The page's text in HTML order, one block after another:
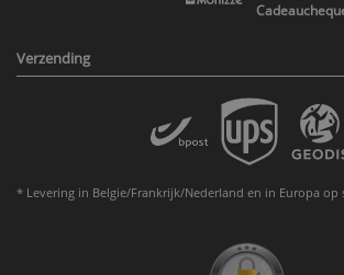
Verzending
* Levering in Belgie/Frankrijk/Nederland en in Europa op